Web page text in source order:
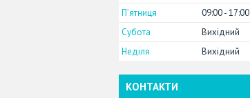
Пʼятниця
09:00 17:00
Субота
Вихідний
Неділя
Вихідний
КОНТАКТИ